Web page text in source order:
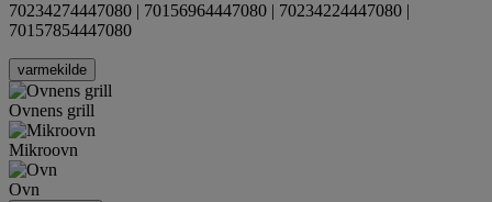
70234274447080 | 70156964447080 | 70234224447080 |
70157854447080
varmekilde
Ovnens grill
Mikroovn
Ovn